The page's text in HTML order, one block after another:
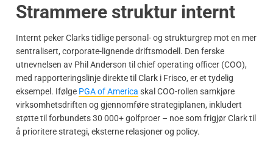
Strammere struktur internt
Internt peker Clarks tidlige personal- og strukturgrep mot en mer
sentralisert, corporate-lignende driftsmodell. Den ferske
utnevnelsen av Phil Anderson til chief operating officer (COO),
med rapporteringslinje direkte til Clark i Frisco, er et tydelig
eksempel. Ifølge PGA of America skal COO-rollen samkjøre
virksomhetsdriften og gjennomføre strategiplanen, inkludert
støtte til forbundets 30 000+ golfproer – noe som frigjør Clark til
å prioritere strategi, eksterne relasjoner og policy.